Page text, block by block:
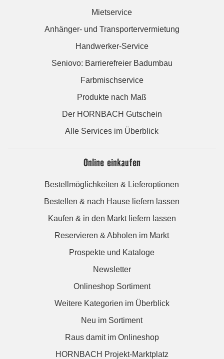
Mietservice
Anhänger- und Transportervermietung
Handwerker-Service
Seniovo: Barrierefreier Badumbau
Farbmischservice
Produkte nach Maß
Der HORNBACH Gutschein
Alle Services im Überblick
Online einkaufen
Bestellmöglichkeiten & Lieferoptionen
Bestellen & nach Hause liefern lassen
Kaufen & in den Markt liefern lassen
Reservieren & Abholen im Markt
Prospekte und Kataloge
Newsletter
Onlineshop Sortiment
Weitere Kategorien im Überblick
Neu im Sortiment
Raus damit im Onlineshop
HORNBACH Projekt-Marktplatz